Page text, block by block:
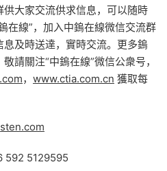
大家交流供求信息，可以随時
在線”，加入中鎢在線微信交流群
及時送達，實時交流。更多鎢
請關注“中鎢在線”微信公衆号，
， www.ctia.com.cn 獲取每
592 5129595